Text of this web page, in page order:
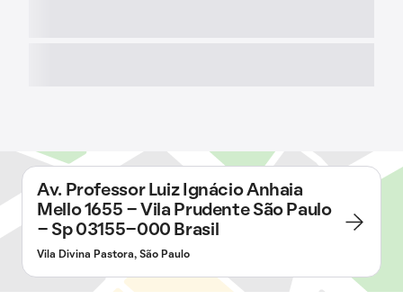
Av. Professor Luiz Ignácio Anhaia
Mello 1655 - Vila Prudente São Paulo
- Sp 03155-000 Brasil
Vila Divina Pastora, São Paulo